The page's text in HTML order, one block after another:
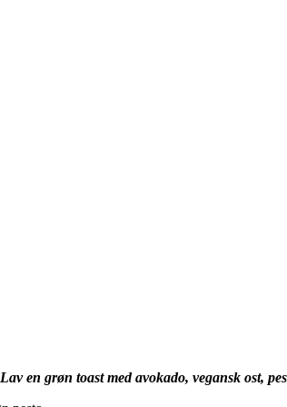
Lav en grøn toast med avokado, vegansk ost,